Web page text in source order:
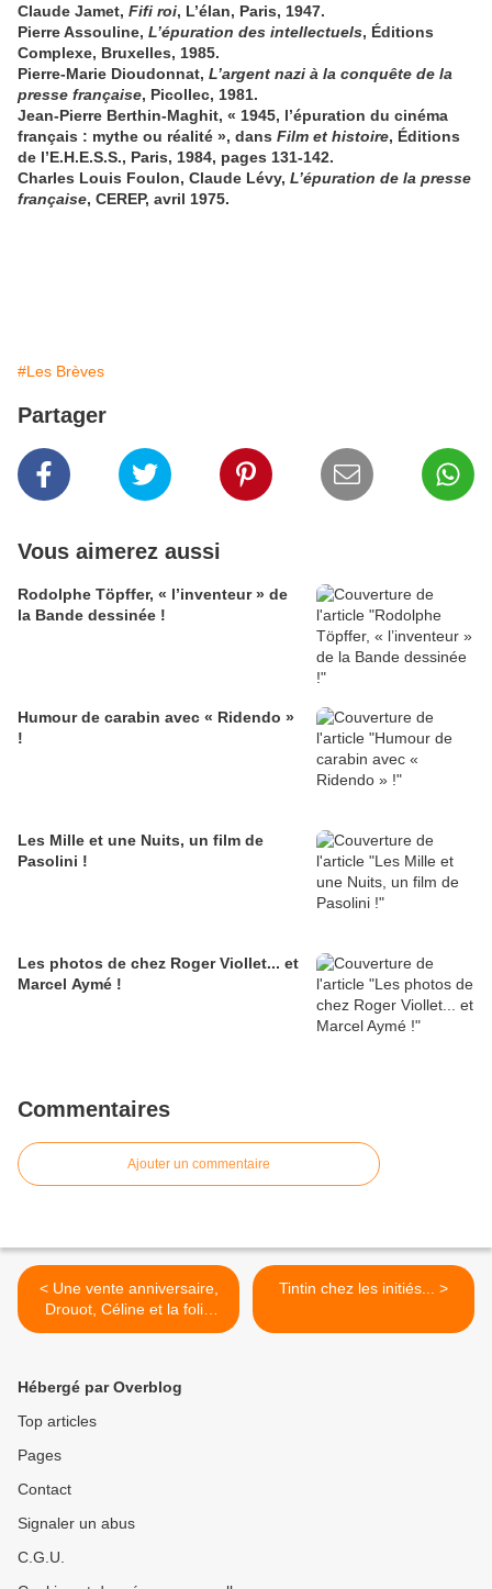
Claude Jamet, Fifi roi, L’élan, Paris, 1947.
Pierre Assouline, L’épuration des intellectuels, Éditions
Complexe, Bruxelles, 1985.
Pierre-Marie Dioudonnat, L’argent nazi à la conquête de la
presse française, Picollec, 1981.
Jean-Pierre Berthin-Maghit, « 1945, l’épuration du cinéma
français : mythe ou réalité », dans Film et histoire, Éditions
de l’E.H.E.S.S., Paris, 1984, pages 131-142.
Charles Louis Foulon, Claude Lévy, L’épuration de la presse
française, CEREP, avril 1975.
#Les Brèves
Partager
Vous aimerez aussi
Rodolphe Töpffer, « l’inventeur » de
la Bande dessinée !
Humour de carabin avec « Ridendo »
!
Les Mille et une Nuits, un film de
Pasolini !
Les photos de chez Roger Viollet... et
Marcel Aymé !
Commentaires
Ajouter un commentaire
< Une vente anniversaire,
Drouot, Céline et la folie
des enchères !
Tintin chez les initiés... >
Hébergé par Overblog
Top articles
Pages
Contact
Signaler un abus
C.G.U.